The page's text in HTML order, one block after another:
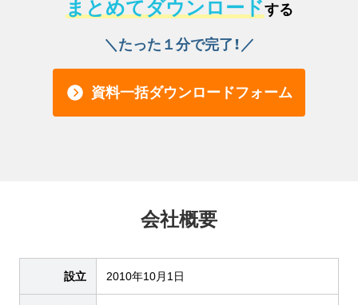
まとめてダウンロードする
＼たった１分で完了！／
資料一括ダウンロードフォーム
会社概要
設立 2010年10月1日